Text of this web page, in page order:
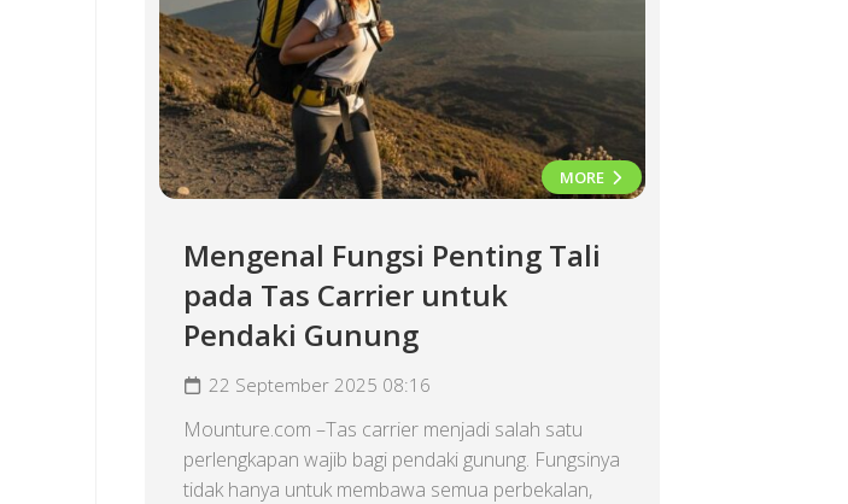
MORE
Mengenal Fungsi Penting Tali
pada Tas Carrier untuk
Pendaki Gunung
22 September 2025 08:16
Mounture.com –Tas carrier menjadi salah satu
perlengkapan wajib bagi pendaki gunung. Fungsinya
tidak hanya untuk membawa semua perbekalan,